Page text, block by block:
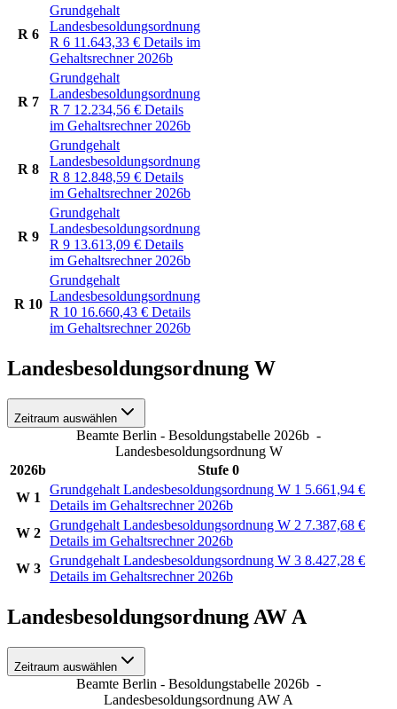
R 6
Grundgehalt
Landesbesoldungsordnung
R 6 11.643,33 € Details im
Gehaltsrechner 2026b
R 7
Grundgehalt
Landesbesoldungsordnung
R 7 12.234,56 € Details
im Gehaltsrechner 2026b
R 8
Grundgehalt
Landesbesoldungsordnung
R 8 12.848,59 € Details
im Gehaltsrechner 2026b
R 9
Grundgehalt
Landesbesoldungsordnung
R 9 13.613,09 € Details
im Gehaltsrechner 2026b
R 10
Grundgehalt
Landesbesoldungsordnung
R 10 16.660,43 € Details
im Gehaltsrechner 2026b
Landesbesoldungsordnung W
Zeitraum auswählen
Beamte Berlin - Besoldungstabelle 2026b -
Landesbesoldungsordnung W
2026b
Stufe 0
W 1
Grundgehalt Landesbesoldungsordnung W 1 5.661,94 €
Details im Gehaltsrechner 2026b
W 2
Grundgehalt Landesbesoldungsordnung W 2 7.387,68 €
Details im Gehaltsrechner 2026b
W 3
Grundgehalt Landesbesoldungsordnung W 3 8.427,28 €
Details im Gehaltsrechner 2026b
Landesbesoldungsordnung AW A
Zeitraum auswählen
Beamte Berlin - Besoldungstabelle 2026b -
Landesbesoldungsordnung AW A